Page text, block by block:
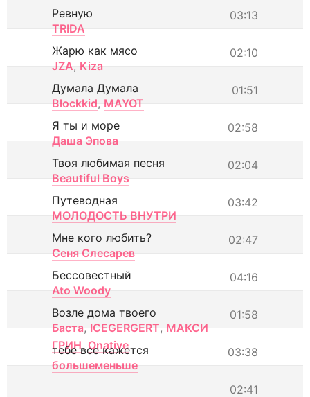
03:13
Ревную
TRIDA
02:10
Жарю как мясо
JZA, Kiza
01:51
Думала Думала
Blockkid, MAYOT
02:58
Я ты и море
Даша Эпова
02:04
Твоя любимая песня
Beautiful Boys
03:42
Путеводная
МОЛОДОСТЬ ВНУТРИ
02:47
Мне кого любить?
Сеня Слесарев
04:16
Бессовестный
Ato Woody
01:58
Возле дома твоего
Баста, ICEGERGERT, МАКСИ
ГРИН, Onative 03:38
тебе все кажется
большеменьше
02:41